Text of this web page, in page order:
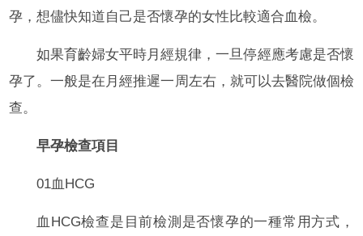
孕，想儘快知道自己是否懷孕的女性比較適合血檢。
如果育齡婦女平時月經規律，一旦停經應考慮是否懷
孕了。一般是在月經推遲一周左右，就可以去醫院做個檢
查。
早孕檢查項目
01血HCG
血HCG檢查是目前檢測是否懷孕的一種常用方式，